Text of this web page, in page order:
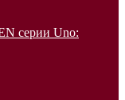
серии Uno: